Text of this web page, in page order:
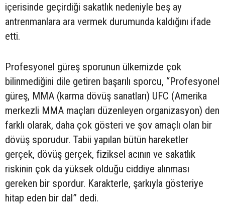
içerisinde geçirdiği sakatlık nedeniyle beş ay
antrenmanlara ara vermek durumunda kaldığını ifade
etti.
Profesyonel güreş sporunun ülkemizde çok
bilinmediğini dile getiren başarılı sporcu, “Profesyonel
güreş, MMA (karma dövüş sanatları) UFC (Amerika
merkezli MMA maçları düzenleyen organizasyon) den
farklı olarak, daha çok gösteri ve şov amaçlı olan bir
dövüş sporudur. Tabii yapılan bütün hareketler
gerçek, dövüş gerçek, fiziksel acının ve sakatlık
riskinin çok da yüksek olduğu ciddiye alınması
gereken bir spordur. Karakterle, şarkıyla gösteriye
hitap eden bir dal” dedi.